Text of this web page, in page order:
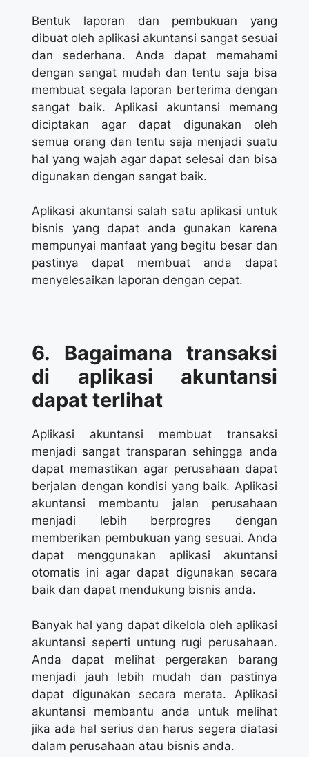
Bentuk laporan dan pembukuan yang
dibuat oleh aplikasi akuntansi sangat sesuai
dan sederhana. Anda dapat memahami
dengan sangat mudah dan tentu saja bisa
membuat segala laporan berterima dengan
sangat baik. Aplikasi akuntansi memang
diciptakan agar dapat digunakan oleh
semua orang dan tentu saja menjadi suatu
hal yang wajah agar dapat selesai dan bisa
digunakan dengan sangat baik.
Aplikasi akuntansi salah satu aplikasi untuk
bisnis yang dapat anda gunakan karena
mempunyai manfaat yang begitu besar dan
pastinya dapat membuat anda dapat
menyelesaikan laporan dengan cepat.
6. Bagaimana transaksi
di aplikasi akuntansi
dapat terlihat
Aplikasi akuntansi membuat transaksi
menjadi sangat transparan sehingga anda
dapat memastikan agar perusahaan dapat
berjalan dengan kondisi yang baik. Aplikasi
akuntansi membantu jalan perusahaan
menjadi lebih berprogres dengan
memberikan pembukuan yang sesuai. Anda
dapat menggunakan aplikasi akuntansi
otomatis ini agar dapat digunakan secara
baik dan dapat mendukung bisnis anda.
Banyak hal yang dapat dikelola oleh aplikasi
akuntansi seperti untung rugi perusahaan.
Anda dapat melihat pergerakan barang
menjadi jauh lebih mudah dan pastinya
dapat digunakan secara merata. Aplikasi
akuntansi membantu anda untuk melihat
jika ada hal serius dan harus segera diatasi
dalam perusahaan atau bisnis anda.